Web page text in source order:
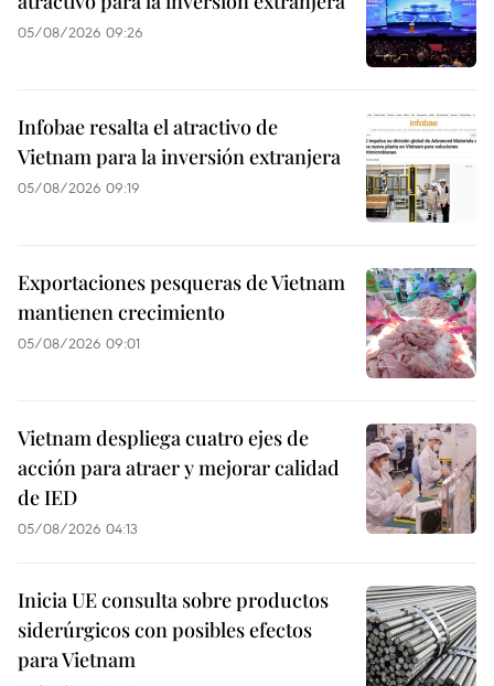
05/08/2026 09:26
Infobae resalta el atractivo de
Vietnam para la inversión extranjera
05/08/2026 09:19
Exportaciones pesqueras de Vietnam
mantienen crecimiento
05/08/2026 09:01
Vietnam despliega cuatro ejes de
acción para atraer y mejorar calidad
de IED
05/08/2026 04:13
Inicia UE consulta sobre productos
siderúrgicos con posibles efectos
para Vietnam